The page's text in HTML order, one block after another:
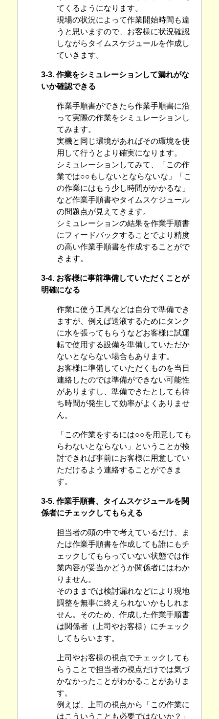
てくるようになります。
現場の状況によって作業開始時間も違
うと思いますので、お客様に状況確認
しながらタイムスケジュールを作成し
ていきます。
3-3. 作業をシミュレーションして漏れがな
いか確認できる
作業手順書ができたら作業手順書に沿
って実際の作業をシミュレーションし
てみます。
実機と同じ環境があればその環境を使
用して行うとより確実になります。
シミュレーションしてみて、「この作
業では○○もしないとならないな」「こ
の作業にはもう少し時間がかかるな」
など作業手順書やタイムスケジュール
の問題点が見えてきます。
シミュレーションの結果を作業手順書
にフィードバックすることでより精度
の高い作業手順書を作成することがで
きます。
3-4. お客様に事前準備していただくことが
明確になる
作業に使う工具などは自分で準備でき
ますが、例えば送液するためにタンク
に水を張ってもらうなどお客様に試運
転で使用する設備を準備していただか
ないとならない場合もあります。
お客様に準備していただくものを当日
連絡したのでは準備ができない可能性
がありますし、準備できたとしても待
ち時間が発生して効率がよくありませ
ん。
「この作業をするには○○を用意しても
らわないとならない」ということが検
討できれば事前にお客様に用意してい
ただけるよう連絡することができま
す。
3-5. 作業手順書、タイムスケジュールを関
係者にチェックしてもらえる
担当者の頭の中で考えているだけ、ま
たは作業手順書を作成しても誰にもチ
ェックしてもらっていない状態では作
業内容が妥当かどうか関係者にはわか
りません。
そのままでは検討漏れなどにより現地
調整を無事に終えられないかもしれま
せん。そのため、作成した作業手順書
は関係者（上司やお客様）にチェック
してもらいます。
上司やお客様の視点でチェックしても
らうことで担当者の視点だけでは気づ
かなかったことがわかることがありま
す。
例えば、上司の視点から「この作業に
はこういうことも必要ではないか？」